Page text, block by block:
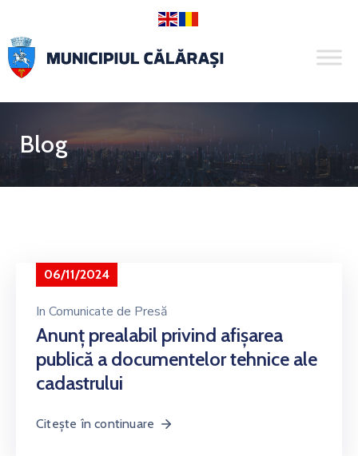
Blog
06/11/2024
In Comunicate de Presă
Anunț prealabil privind afișarea
publică a documentelor tehnice ale
cadastrului
Citește în continuare